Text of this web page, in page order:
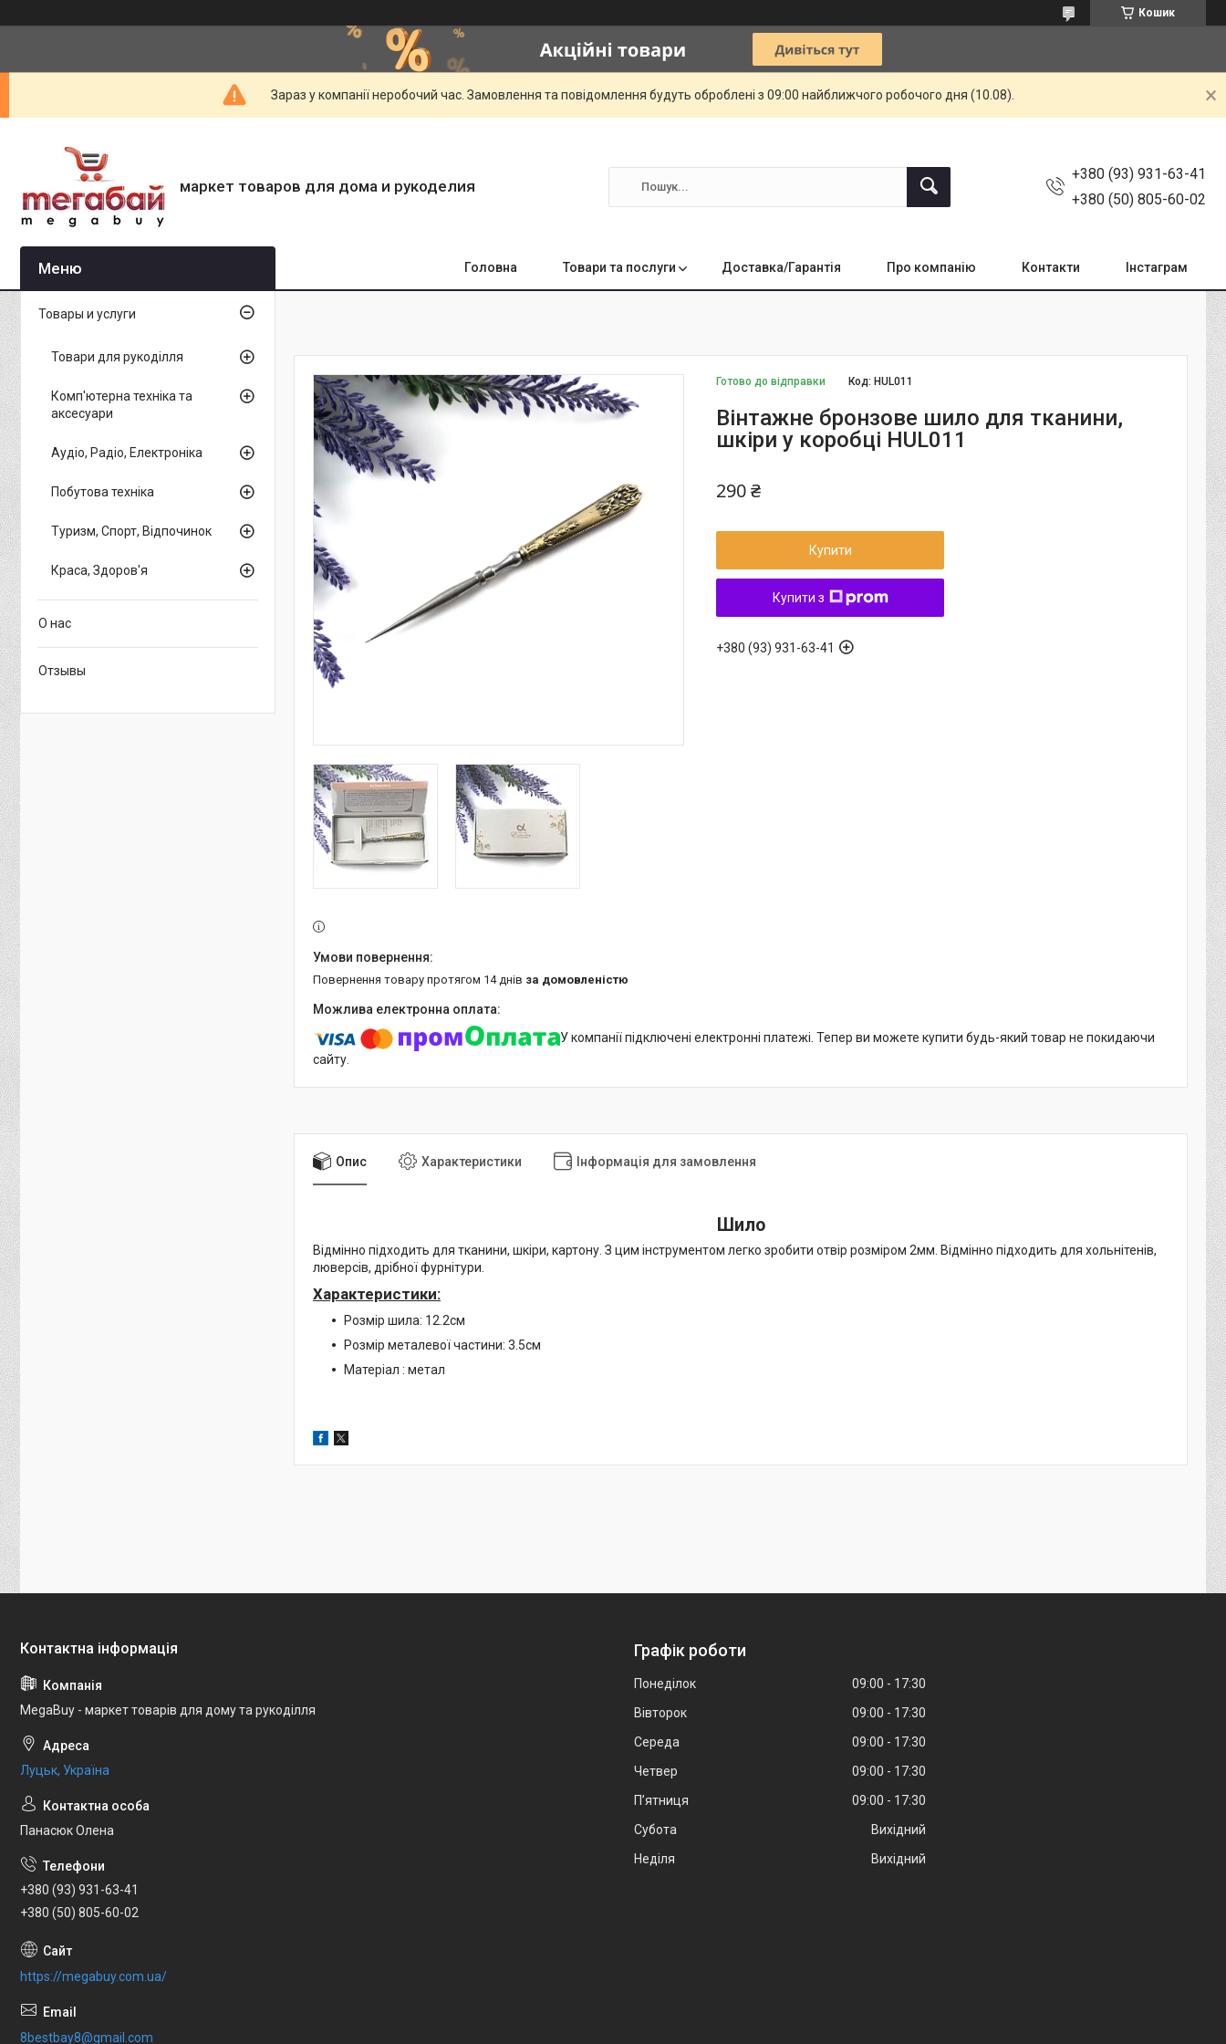
Кошик
Зараз у компанії неробочий час. Замовлення та повідомлення будуть оброблені з 09:00 найближчого робочого дня (10.08).
маркет товаров для дома и рукоделия
+380 (93) 931-63-41
+380 (50) 805-60-02
Головна Товари та послуги Доставка/Гарантія Про компанію Контакти Інстаграм
Готово до відправки Код: HUL011
Вінтажне бронзове шило для тканини,
шкіри у коробці HUL011
290 ₴
Купити
Купити з
+380 (93) 931-63-41
повернення товару протягом 14 днів за домовленістю
У компанії підключені електронні платежі. Тепер ви можете купити будь-який товар не покидаючи
сайту.
Опис Характеристики Інформація для замовлення
Шило
Відмінно підходить для тканини, шкіри, картону. З цим інструментом легко зробити отвір розміром 2мм. Відмінно підходить для хольнітенів,
люверсів, дрібної фурнітури.
Характеристики:
Розмір шила: 12.2см
Розмір металевої частини: 3.5см
Матеріал : метал
Товары и услуги
Товари для рукоділля
Комп'ютерна техніка та
аксесуари
Аудіо, Радіо, Електроніка
Побутова техніка
Туризм, Спорт, Відпочинок
Краса, Здоров'я
О нас
Отзывы
MegaBuy - маркет товарів для дому та рукоділля
Луцьк, Україна
Панасюк Олена
+380 (93) 931-63-41
+380 (50) 805-60-02
https://megabuy.com.ua/
8bestbay8@gmail.com
Графік роботи
Понеділок 09:00
17:30
Вівторок
09:00
17:30
Середа
09:00
17:30
Четвер
09:00
17:30
Пʼятниця
09:00
17:30
Субота
Вихідний
Неділя
Вихідний